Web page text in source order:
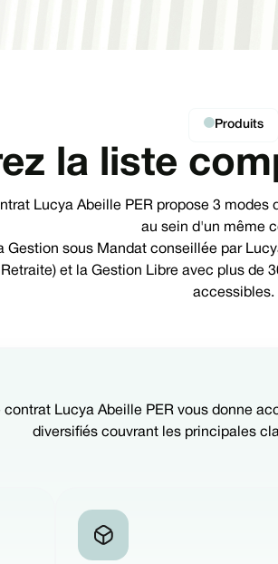
Produits
la liste
Lucya Abeille PER propose 3
au sein d'un même
Gestion sous Mandat conseillée par
Retraite) et la Gestion Libre avec plus de
accessibles.
contrat Lucya Abeille PER vous donne
diversifiés couvrant les principales